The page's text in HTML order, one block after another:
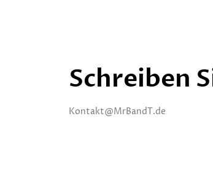
Schreiben
Kontakt@MrBandT.de